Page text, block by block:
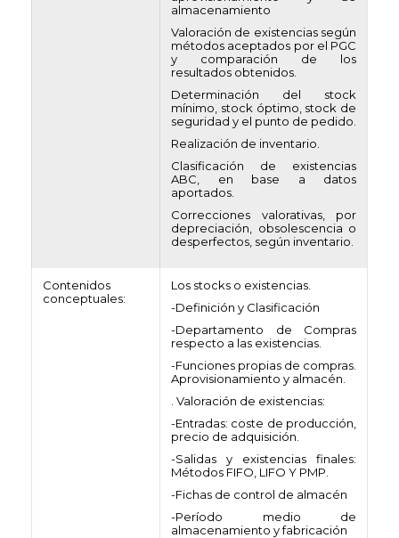
almacenamiento
Valoración de existencias según
métodos aceptados por el PGC
y comparación de los
resultados obtenidos.
Determinación del stock
mínimo, stock óptimo, stock de
seguridad y el punto de pedido.
Realización de inventario.
Clasificación de existencias
ABC, en base a datos
aportados.
Correcciones valorativas, por
depreciación, obsolescencia o
desperfectos, según inventario.
Contenidos
conceptuales:
Los stocks o existencias.
-Definición y Clasificación
-Departamento de Compras
respecto a las existencias.
-Funciones propias de compras.
Aprovisionamiento y almacén.
. Valoración de existencias:
-Entradas: coste de producción,
precio de adquisición.
-Salidas y existencias finales:
Métodos FIFO, LIFO Y PMP.
-Fichas de control de almacén
-Período medio de
almacenamiento y fabricación